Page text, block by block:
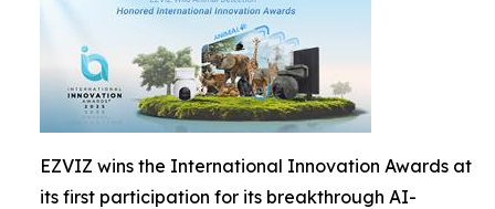
EZVIZ wins the International Innovation Awards at
its first participation for its breakthrough AI-